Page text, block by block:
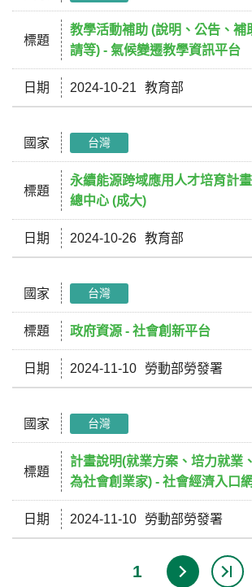
標題
教學活動補助 (說明、公告、補
請等) - 氣候變遷教學資訊平台
日期 2024-10-21 教育部
國家 台灣
標題
永續能源跨域應用人才培育計
總中心 (成大)
日期 2024-10-26 教育部
國家 台灣
標題 政府資源 - 社會創新平台
日期 2024-11-10 勞動部勞發署
國家 台灣
標題
計畫說明(就業方案、培力就業
為社會創業家) - 社會經濟入口網
日期 2024-11-10 勞動部勞發署
1